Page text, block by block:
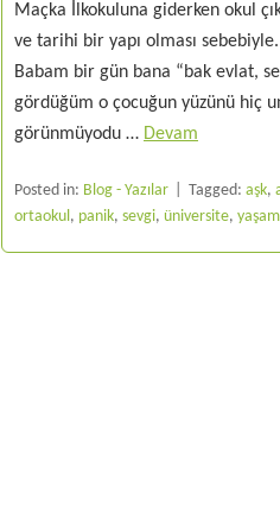
Maçka İlkokuluna giderken okul
ve tarihi bir yapı olması
Babam bir gün bana “bak evlat,
gördüğüm o çocuğun yüzünü hiç
görünmüyodu … Devam
Posted in: Blog - Yazılar Tagged: aşk,
ortaokul, panik, sevgi, üniversite, yaşam